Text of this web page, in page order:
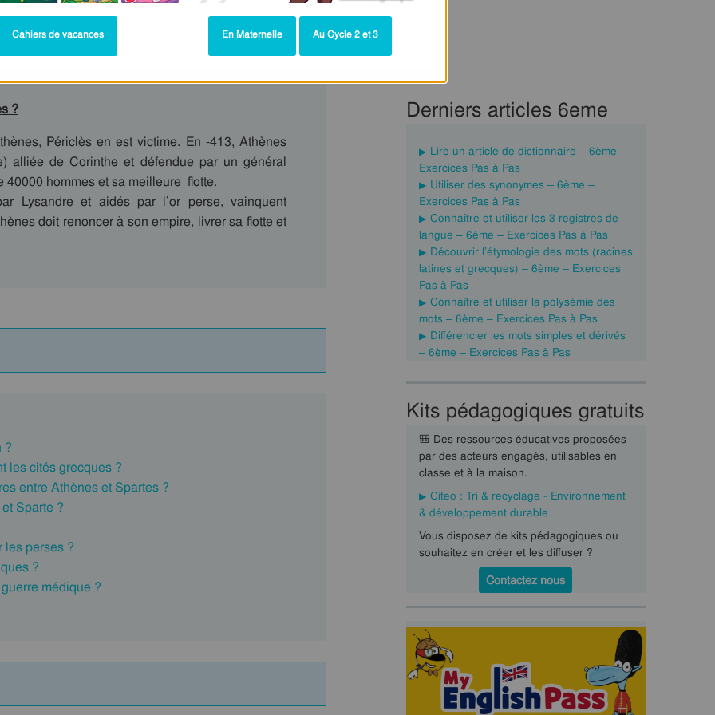
?
Périclès en est victime. En -413, Athènes
alliée de Corinthe et défendue par un général
40000 hommes et sa meilleure flotte.
Lysandre et aidés par l’or perse, vainquent
doit renoncer à son empire, livrer sa flotte et
?
les cités grecques ?
entre Athènes et Spartes ?
Sparte ?
les perses ?
?
médique ?
Derniers articles 6eme
Lire un article de dictionnaire – 6ème –
Exercices Pas à Pas
Utiliser des synonymes – 6ème –
Exercices Pas à Pas
Connaître et utiliser les 3 registres de
langue – 6ème – Exercices Pas à Pas
Découvrir l’étymologie des mots (racines
latines et grecques) – 6ème – Exercices
Pas à Pas
Connaître et utiliser la polysémie des
mots – 6ème – Exercices Pas à Pas
Différencier les mots simples et dérivés
– 6ème – Exercices Pas à Pas
Kits pédagogiques gratuits
🎒 Des ressources éducatives proposées
par des acteurs engagés, utilisables en
classe et à la maison.
Citeo : Tri & recyclage - Environnement
& développement durable
Vous disposez de kits pédagogiques ou
souhaitez en créer et les diffuser ?
Contactez nous
Cahiers de vacances En Maternelle Au Cycle 2 et 3